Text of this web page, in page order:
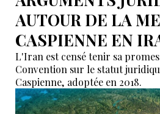
AUTOUR DE LA
CASPIENNE EN
L'Iran est censé tenir sa
Convention sur le statut
Caspienne, adoptée en 2018.